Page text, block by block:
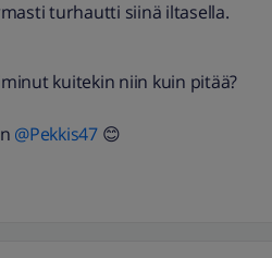
turhautti siinä iltasella.
kuitekin niin kuin pitää?
@Pekkis47😊